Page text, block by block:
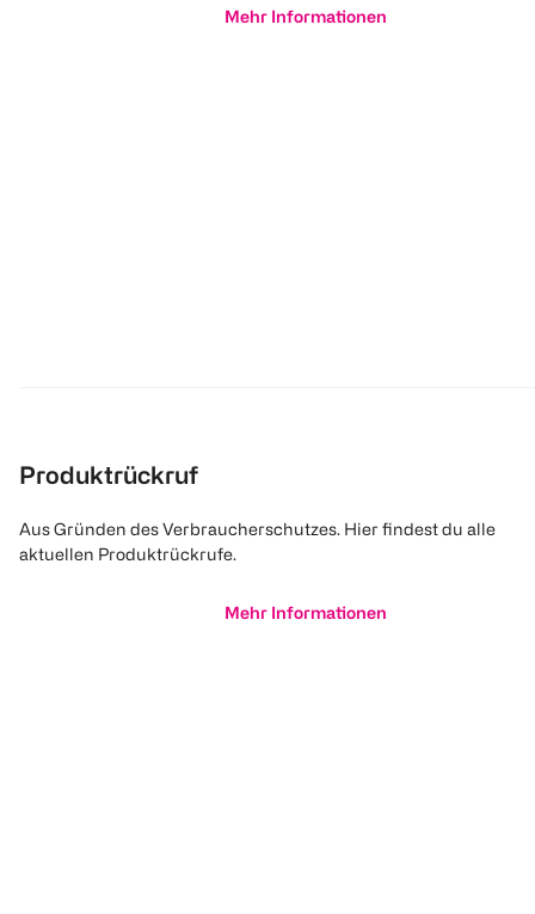
Mehr Informationen
Produktrückruf
Aus Gründen des Verbraucherschutzes. Hier findest du alle
aktuellen Produktrückrufe.
Mehr Informationen